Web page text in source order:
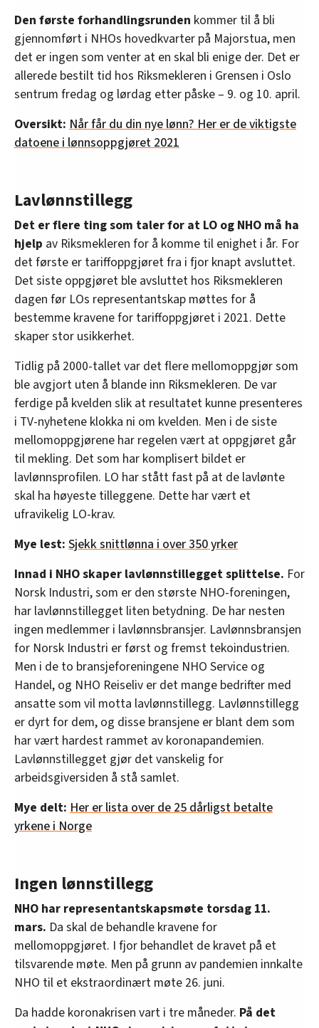
Den første forhandlingsrunden kommer til å bli
gjennomført i NHOs hovedkvarter på Majorstua, men
det er ingen som venter at en skal bli enige der. Det er
allerede bestilt tid hos Riksmekleren i Grensen i Oslo
sentrum fredag og lørdag etter påske – 9. og 10. april.
Oversikt: Når får du din nye lønn? Her er de viktigste
datoene i lønnsoppgjøret 2021
Lavlønnstillegg
Det er flere ting som taler for at LO og NHO må ha
hjelp av Riksmekleren for å komme til enighet i år. For
det første er tariffoppgjøret fra i fjor knapt avsluttet.
Det siste oppgjøret ble avsluttet hos Riksmekleren
dagen før LOs representantskap møttes for å
bestemme kravene for tariffoppgjøret i 2021. Dette
skaper stor usikkerhet.
Tidlig på 2000-tallet var det flere mellomoppgjør som
ble avgjort uten å blande inn Riksmekleren. De var
ferdige på kvelden slik at resultatet kunne presenteres
i TV-nyhetene klokka ni om kvelden. Men i de siste
mellomoppgjørene har regelen vært at oppgjøret går
til mekling. Det som har komplisert bildet er
lavlønnsprofilen. LO har stått fast på at de lavlønte
skal ha høyeste tilleggene. Dette har vært et
ufravikelig LO-krav.
Mye lest: Sjekk snittlønna i over 350 yrker
Innad i NHO skaper lavlønnstillegget splittelse. For
Norsk Industri, som er den største NHO-foreningen,
har lavlønnstillegget liten betydning. De har nesten
ingen medlemmer i lavlønnsbransjer. Lavlønnsbransjen
for Norsk Industri er først og fremst tekoindustrien.
Men i de to bransjeforeningene NHO Service og
Handel, og NHO Reiseliv er det mange bedrifter med
ansatte som vil motta lavlønnstillegg. Lavlønnstillegg
er dyrt for dem, og disse bransjene er blant dem som
har vært hardest rammet av koronapandemien.
Lavlønnstillegget gjør det vanskelig for
arbeidsgiversiden å stå samlet.
Mye delt: Her er lista over de 25 dårligst betalte
yrkene i Norge
Ingen lønnstillegg
NHO har representantskapsmøte torsdag 11.
mars. Da skal de behandle kravene for
mellomoppgjøret. I fjor behandlet de kravet på et
tilsvarende møte. Men på grunn av pandemien innkalte
NHO til et ekstraordinært møte 26. juni.
Da hadde koronakrisen vart i tre måneder. På det